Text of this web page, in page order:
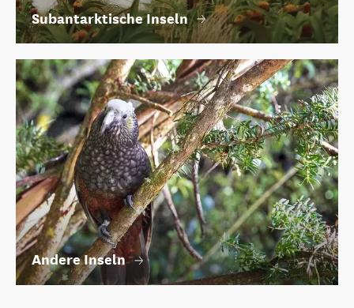
Subantarktische Inseln
Andere Inseln